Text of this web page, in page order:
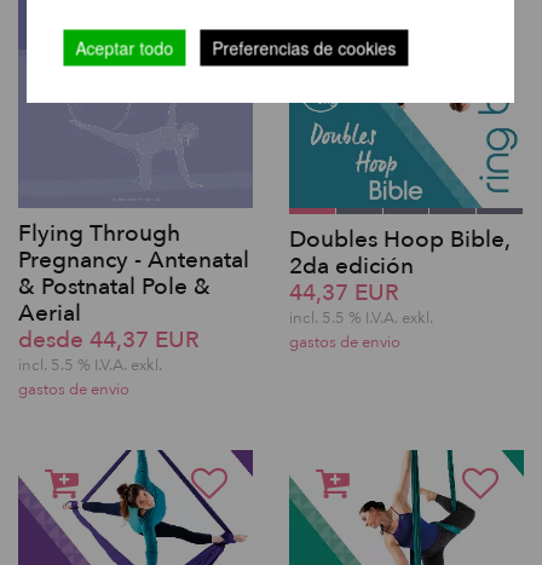
Flying Through
Pregnancy - Antenatal
& Postnatal Pole &
Aerial
desde 44,37 EUR
incl. 5.5 % I.V.A. exkl.
gastos de envio
Doubles Hoop Bible,
2da edición
44,37 EUR
incl. 5.5 % I.V.A. exkl.
gastos de envio
Aceptar todo Preferencias de cookies